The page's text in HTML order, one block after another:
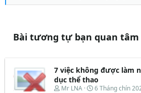
Bài tương tự bạn quan tâm
7 việc không được làm
dục thể thao
T
Mr LNA
N
6 Tháng chín